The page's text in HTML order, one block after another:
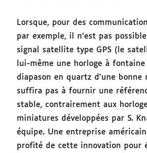
Lorsque, pour des
par exemple, il n’est pas
signal satellite type GPS (le
lui-même une horloge à
diapason en quartz d’une bonne
suffira pas à fournir une
stable, contrairement aux
miniatures développées par S.
équipe. Une entreprise
profité de cette innovation pour